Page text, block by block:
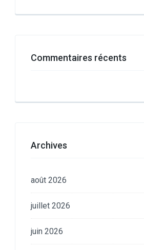
Commentaires récents
Archives
août 2026
juillet 2026
juin 2026